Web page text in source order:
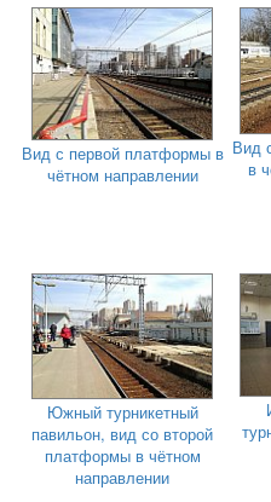
Вид с первой платформы в
чётном направлении
Вид
в
Южный турникетный
павильон, вид со второй
платформы в чётном
направлении